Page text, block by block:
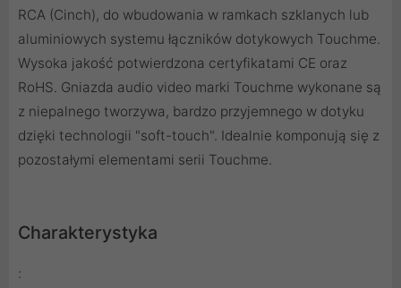
RCA (Cinch), do wbudowania w ramkach szklanych lub
aluminiowych systemu łączników dotykowych Touchme.
Wysoka jakość potwierdzona certyfikatami CE oraz
RoHS. Gniazda audio video marki Touchme wykonane są
z niepalnego tworzywa, bardzo przyjemnego w dotyku
dzięki technologii "soft-touch". Idealnie komponują się z
pozostałymi elementami serii Touchme.
Charakterystyka
: